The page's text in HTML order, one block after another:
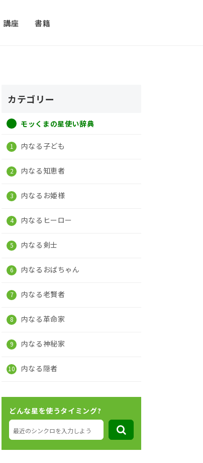
講座 書籍
カテゴリー
モッくまの星使い辞典
内なる子ども
内なる知恵者
内なるお姫様
内なるヒーロー
内なる剣士
内なるおばちゃん
内なる老賢者
内なる革命家
内なる神秘家
内なる隠者
どんな星を使うタイミング?